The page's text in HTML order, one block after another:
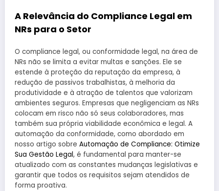
A Relevância do Compliance Legal em
NRs para o Setor
O compliance legal, ou conformidade legal, na área de
NRs não se limita a evitar multas e sanções. Ele se
estende à proteção da reputação da empresa, à
redução de passivos trabalhistas, à melhoria da
produtividade e à atração de talentos que valorizam
ambientes seguros. Empresas que negligenciam as NRs
colocam em risco não só seus colaboradores, mas
também sua própria viabilidade econômica e legal. A
automação da conformidade, como abordado em
nosso artigo sobre Automação de Compliance: Otimize
Sua Gestão Legal, é fundamental para manter-se
atualizado com as constantes mudanças legislativas e
garantir que todos os requisitos sejam atendidos de
forma proativa.